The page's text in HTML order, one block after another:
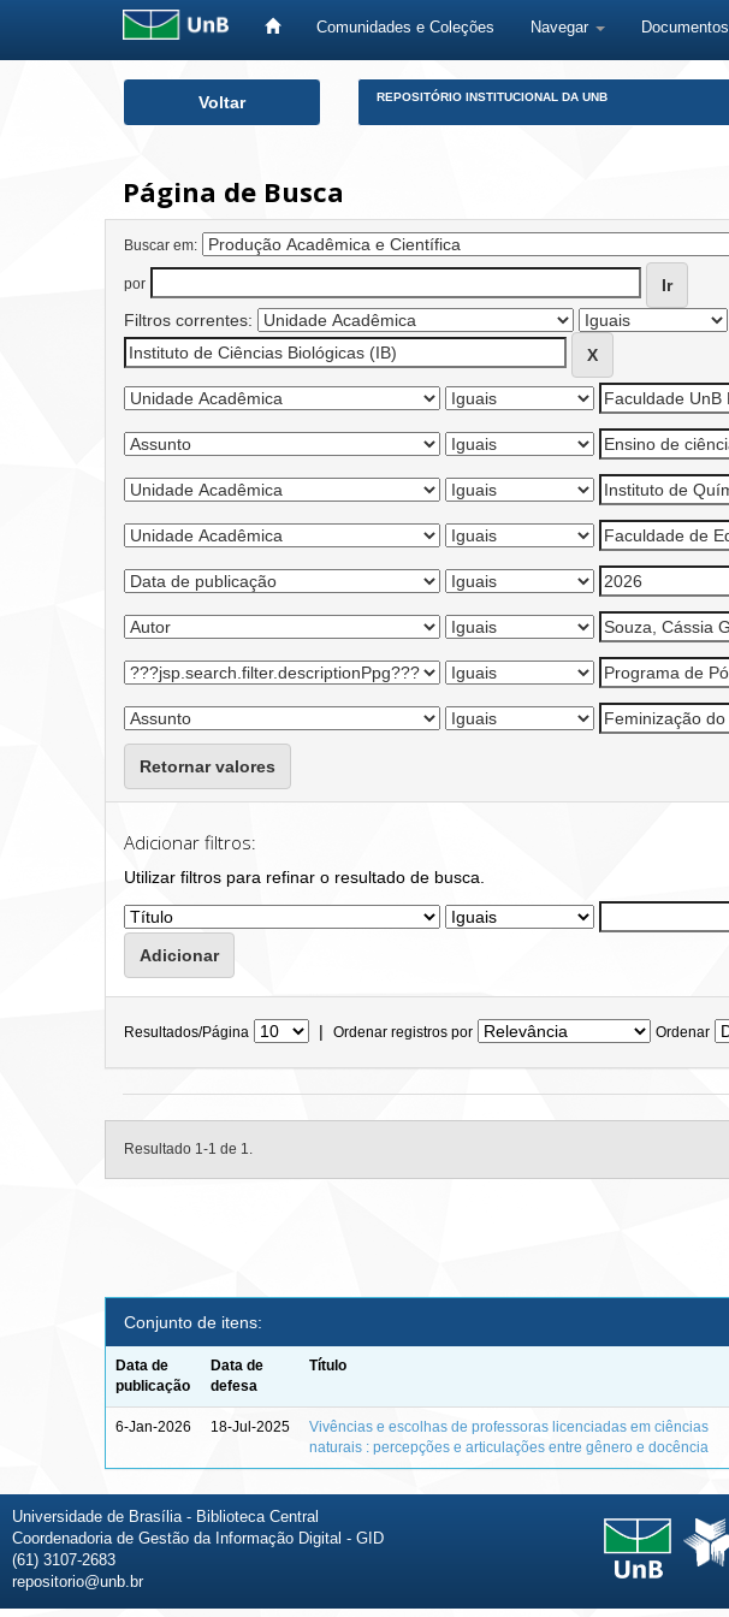
Comunidades e Coleções Navegar Documentos
Voltar REPOSITÓRIO INSTITUCIONAL DA UNB
Página de Busca
Buscar em:
por
Filtros correntes:
Retornar valores
Adicionar filtros:
Utilizar filtros para refinar o resultado de busca.
Resultados/Página | Ordenar registros por Ordenar
Resultado 1-1 de 1.
Conjunto de itens:
Data de
publicação
Data de
defesa
Título
6-Jan-2026 18-Jul-2025
Vivências e escolhas de professoras licenciadas em ciências
naturais : percepções e articulações entre gênero e docência
Universidade de Brasília - Biblioteca Central
Coordenadoria de Gestão da Informação Digital - GID
(61) 3107-2683
repositorio@unb.br